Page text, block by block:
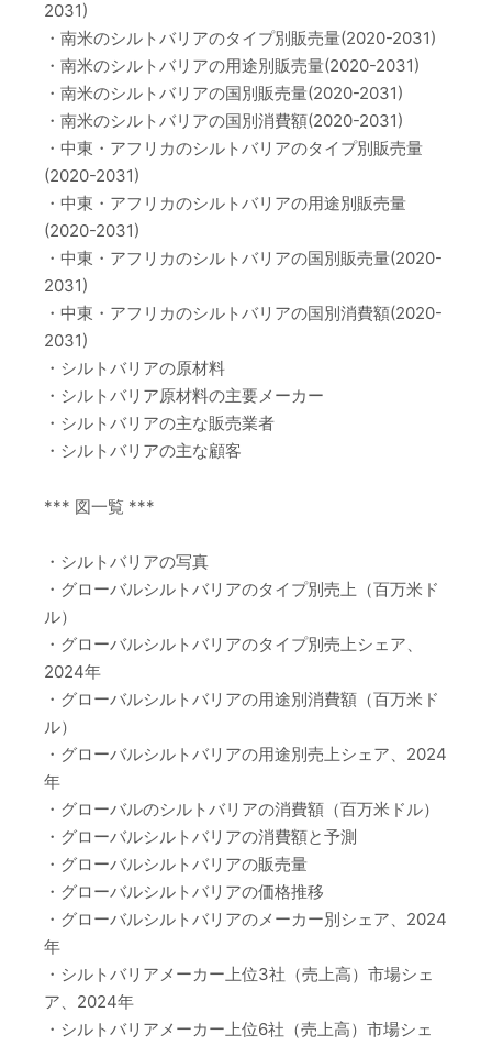
2031)
・南米のシルトバリアのタイプ別販売量(2020-2031)
・南米のシルトバリアの用途別販売量(2020-2031)
・南米のシルトバリアの国別販売量(2020-2031)
・南米のシルトバリアの国別消費額(2020-2031)
・中東・アフリカのシルトバリアのタイプ別販売量
(2020-2031)
・中東・アフリカのシルトバリアの用途別販売量
(2020-2031)
・中東・アフリカのシルトバリアの国別販売量(2020-
2031)
・中東・アフリカのシルトバリアの国別消費額(2020-
2031)
・シルトバリアの原材料
・シルトバリア原材料の主要メーカー
・シルトバリアの主な販売業者
・シルトバリアの主な顧客
*** 図一覧 ***
・シルトバリアの写真
・グローバルシルトバリアのタイプ別売上（百万米ド
ル）
・グローバルシルトバリアのタイプ別売上シェア、
2024年
・グローバルシルトバリアの用途別消費額（百万米ド
ル）
・グローバルシルトバリアの用途別売上シェア、2024
年
・グローバルのシルトバリアの消費額（百万米ドル）
・グローバルシルトバリアの消費額と予測
・グローバルシルトバリアの販売量
・グローバルシルトバリアの価格推移
・グローバルシルトバリアのメーカー別シェア、2024
年
・シルトバリアメーカー上位3社（売上高）市場シェ
ア、2024年
・シルトバリアメーカー上位6社（売上高）市場シェ